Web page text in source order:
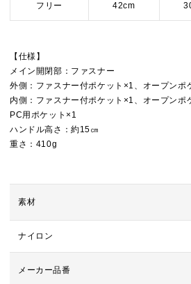
フリー 42cm
【仕様】
メイン開閉部：ファスナー
外側：ファスナー付ポケット×1、オープンポ
内側：ファスナー付ポケット×1、オープンポ
PC用ポケット×1
ハンドル高さ：約15㎝
重さ：410g
素材
ナイロン
メーカー品番